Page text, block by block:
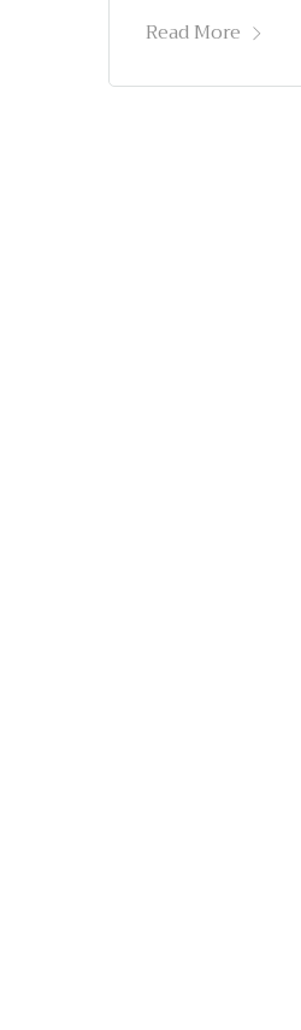
Read More